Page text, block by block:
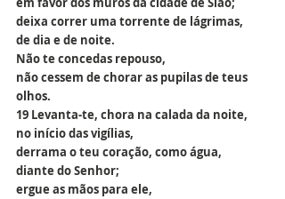
deixa correr uma torrente de lágrimas,
de dia e de noite.
Não te concedas repouso,
não cessem de chorar as pupilas de teus
olhos.
19 Levanta-te, chora na calada da noite,
no início das vigílias,
derrama o teu coração, como água,
diante do Senhor;
ergue as mãos para ele,